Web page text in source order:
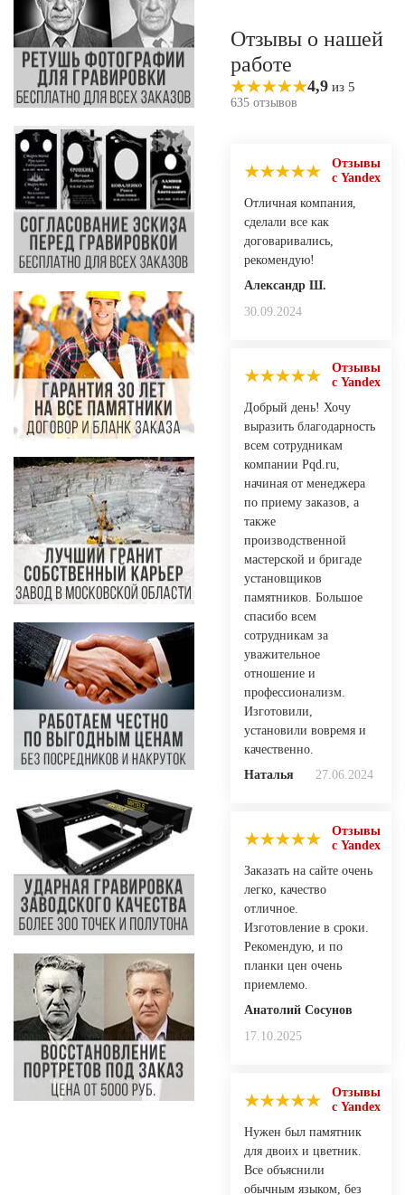
Отзывы о нашей
работе
4,9 из 5
635 отзывов
Отзывы
с Yandex
Отличная компания,
сделали все как
договаривались,
рекомендую!
Александр Ш.
30.09.2024
Отзывы
с Yandex
Добрый день! Хочу
выразить благодарность
всем сотрудникам
компании Pqd.ru,
начиная от менеджера
по приему заказов, а
также
производственной
мастерской и бригаде
установщиков
памятников. Большое
спасибо всем
сотрудникам за
уважительное
отношение и
профессионализм.
Изготовили,
установили вовремя и
качественно.
Наталья
27.06.2024
Отзывы
с Yandex
Заказать на сайте очень
легко, качество
отличное.
Изготовление в сроки.
Рекомендую, и по
планки цен очень
приемлемо.
Анатолий Сосунов
17.10.2025
Отзывы
с Yandex
Нужен был памятник
для двоих и цветник.
Все объяснили
обычным языком, без